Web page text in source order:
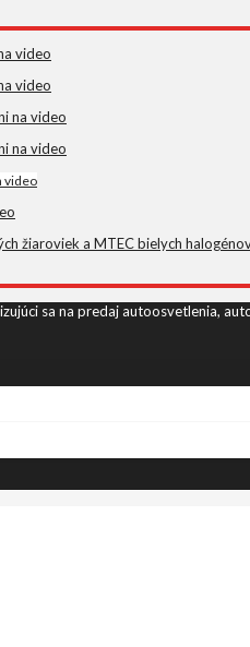
video
video
na video
na video
video
žiaroviek a MTEC bielych
sa na predaj autoosvetlenia,